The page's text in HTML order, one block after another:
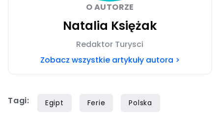
O AUTORZE
Natalia Księżak
Redaktor Turysci
Zobacz wszystkie artykuły autora >
Tagi: Egipt Ferie Polska